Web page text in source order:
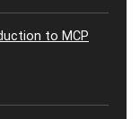
to MCP